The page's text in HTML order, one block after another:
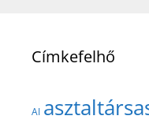
Címkefelhő
AI